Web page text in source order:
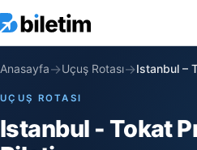
Anasayfa→Uçuş Rotası→Istanbul –
UÇUŞ ROTASI
Istanbul - Tokat